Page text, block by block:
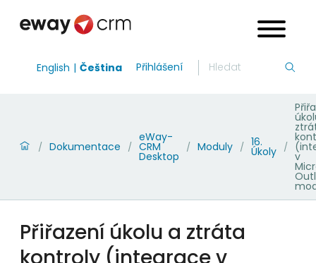
English Čeština Přihlášení
/ Dokumentace /
eWay-
CRM
Desktop
/ Moduly / 16.
Úkoly /
v
Přiřazení úkolu a ztráta